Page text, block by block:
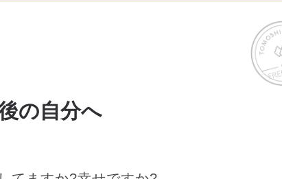
の自分へ